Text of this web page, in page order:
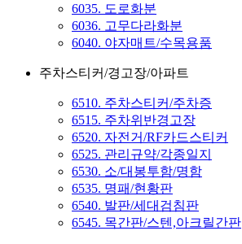
6035. 도로화분
6036. 고무다라화분
6040. 야자매트/수목용품
주차스티커/경고장/아파트
6510. 주차스티커/주차증
6515. 주차위반경고장
6520. 자전거/RF카드스티커
6525. 관리규약/각종일지
6530. 소/대봉투함/명함
6535. 명패/현황판
6540. 발판/세대검침판
6545. 목간판/스텐,아크릴간판